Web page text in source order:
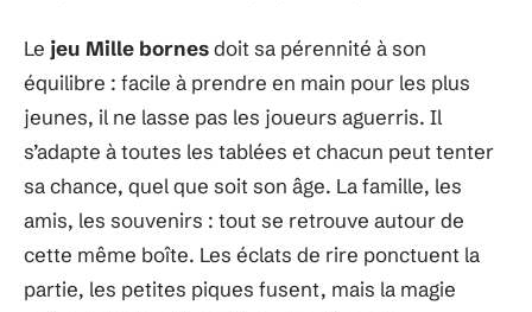
Le jeu Mille bornesdoit sa pérennité à son
équilibre : facile à prendre en main pour les plus
jeunes, il ne lasse pas les joueurs aguerris. Il
s’adapte à toutes les tablées et chacun peut tenter
sa chance, quel que soit son âge. La famille, les
amis, les souvenirs : tout se retrouve autour de
cette même boîte. Les éclats de rire ponctuent la
partie, les petites piques fusent, mais la magie